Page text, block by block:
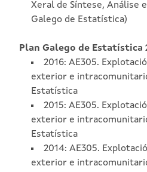
Xeral de Síntese, Análise
Galego de Estatística)
Plan Galego de Estatística
2016: AE305.
exterior e
Estatística
2015: AE305.
exterior e
Estatística
2014: AE305.
exterior e